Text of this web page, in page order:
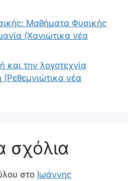
Μαθήματα Φυσικής
(Χανιώτικα νέα
την λογοτεχνία
νέα
σχόλια
στο Ιωάννης